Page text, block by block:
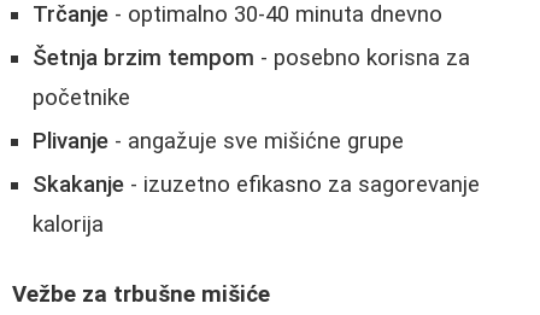
Trčanje - optimalno 30-40 minuta dnevno
Šetnja brzim tempom - posebno korisna za
početnike
Plivanje - angažuje sve mišićne grupe
Skakanje - izuzetno efikasno za sagorevanje
kalorija
Vežbe za trbušne mišiće